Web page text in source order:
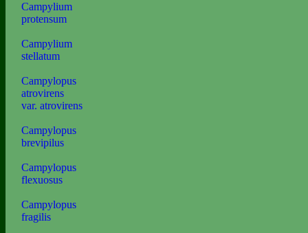
Campylium
protensum
Campylium
stellatum
Campylopus
atrovirens
var. atrovirens
Campylopus
brevipilus
Campylopus
flexuosus
Campylopus
fragilis